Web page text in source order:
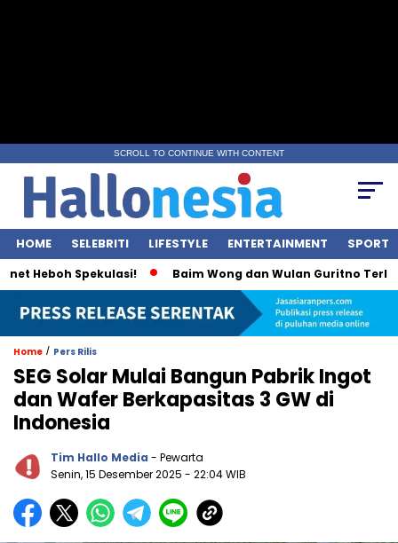
SCROLL TO CONTINUE WITH CONTENT
HOME SELEBRITI LIFESTYLE ENTERTAINMENT SPORT
Spekulasi! Baim Wong dan Wulan Guritno Terlihat
Home / Pers Rilis
SEG Solar Mulai Bangun Pabrik Ingot
dan Wafer Berkapasitas 3 GW di
Indonesia
Tim Hallo Media - Pewarta
Senin, 15 Desember 2025 - 22:04 WIB